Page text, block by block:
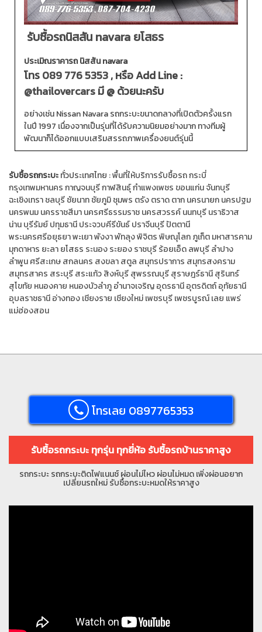
รับซื้อรถนิสสัน navara ยโสธร
ประเมิณราคารถ นิสสัน navara
โทร089 776 5353, หรือ Add Line :
@thailovercarsมี @ ด้วยนะครับ
อย่างเช่น Nissan Navara รถกระบะขนาดกลางที่เปิดตัวครั้งแรก
ในปี 1997 เนื่องจากเป็นรุ่นที่ได้รับความนิยมอย่างมาก ทางทีมผู้
พัฒนาก็ได้ออกแบบเสริมสรรถภาพเครื่องยนต์รุ่นนี้
รับซื้อรถกระบะทั่วประเทศไทย :พื้นที่ให้บริการรับซื้อรถกระบี่
กรุงเทพมหานครกาญจนบุรีกาฬสินธุ์กำแพงเพชร ขอนแก่นจันทบุรี
ฉะเชิงเทราชลบุรีชัยนาทชัยภูมิชุมพร ตรังตราดตากนครนายกนครปฐม
นครพนมนครราชสีมานครศรีธรรมราชนครสวรรค์นนทบุรีนราธิวาส
น่านบุรีรัมย์ปทุมธานีประจวบคีรีขันธ์ปราจีนบุรีปัตตานี
พระนครศรีอยุธยาพะเยาพังงาพัทลุงพิจิตรพิษณุโลกภูเก็ตมหาสารคาม
มุกดาหาร ยะลายโสธร ระนองระยองราชบุรีร้อยเอ็ดลพบุรีลำปาง
ลำพูนศรีสะเกษสกลนคร สงขลาสตูล สมุทรปราการ สมุทรสงคราม
สมุทรสาคร สระบุรีสระแก้วสิงห์บุรีสุพรรณบุรีสุราษฎร์ธานีสุรินทร์
สุโขทัย หนองคาย หนองบัวลำภูอำนาจเจริญอุดรธานีอุตรดิตถ์อุทัยธานี
อุบลราชธานีอ่างทองเชียงราย เชียงใหม่เพชรบุรีเพชรบูรณ์เลย แพร่
แม่ฮ่องสอน
โทรเลย 0897765353
รับซื้อรถกระบะ ทุกรุ่น ทุกยี่ห้อ รับซื้อรถบ้านราคาสูง
รถกระบะ รถกระบะติดไฟแนนซ์ ผ่อนไม่ไหว ผ่อนไม่หมด เพิ่งผ่อนอยาก
เปลี่ยนรถใหม่ รับซื้อกระบะหมดให้ราคาสูง